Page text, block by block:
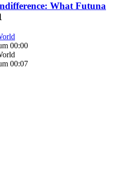
What Futuna
00:00
00:07